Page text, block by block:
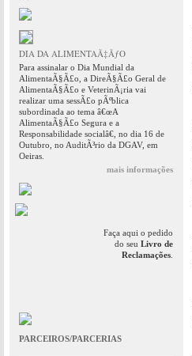
DIA DA ALIMENTAÃ‡ÃƒO
Para assinalar o Dia Mundial da
AlimentaÃ§Ã£o, a DireÃ§Ã£o Geral de
AlimentaÃ§Ã£o e VeterinÃ¡ria vai
realizar uma sessÃ£o pÃºblica
subordinada ao tema â€œA
AlimentaÃ§Ã£o Segura e a
Responsabilidade socialâ€, no dia 16 de
Outubro, no AuditÃ³rio da DGAV, em
Oeiras.
mais informações
Faça aqui o pedido
do seu Livro de
Reclamações
PARCEIROS/PARCERIAS